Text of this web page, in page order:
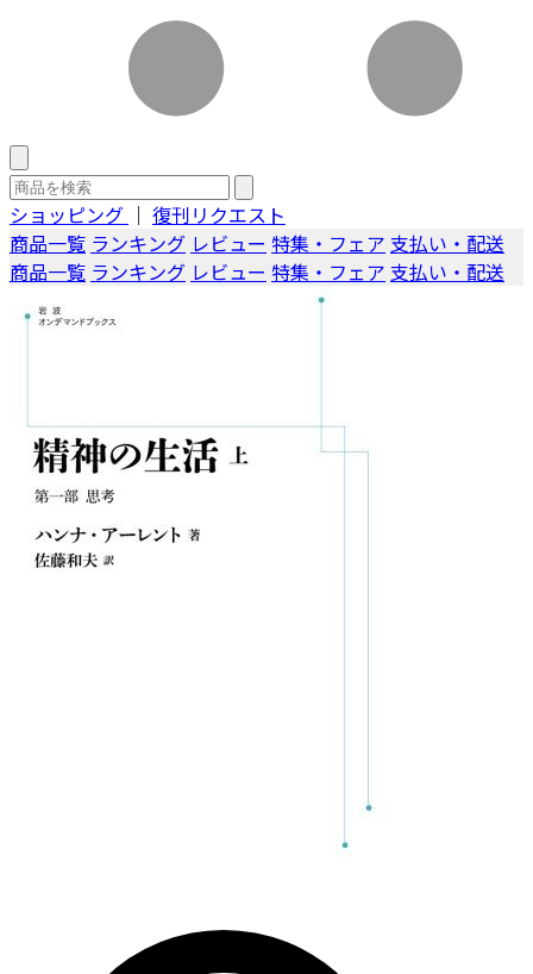
ショッピング ｜ 復刊リクエスト
商品一覧 ランキング レビュー 特集・フェア 支払い・配送
商品一覧 ランキング レビュー 特集・フェア 支払い・配送